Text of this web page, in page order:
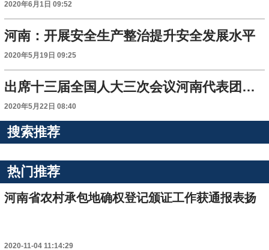
2020年6月1日 09:52
河南：开展安全生产整治提升安全发展水平
2020年5月19日 09:25
出席十三届全国人大三次会议河南代表团举行全体会议
2020年5月22日 08:40
搜索推荐
热门推荐
河南省农村承包地确权登记颁证工作获通报表扬
2020-11-04 11:14:29